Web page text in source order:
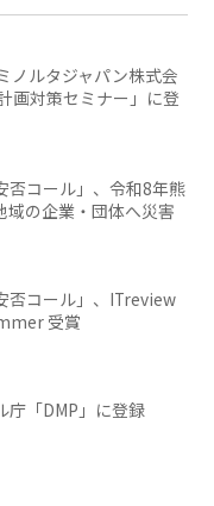
ノルタジャパン株式会
画対策セミナー」に登
否コール」、令和8年熊
域の企業・団体へ災害
否コール」、ITreview
受賞
庁「DMP」に登録